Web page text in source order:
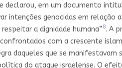
declarou, em um documento
intenções genocidas em relação
a dignidade humana”8. A
com a crescente
daqueles que se manifestavam
do ataque israelense. O